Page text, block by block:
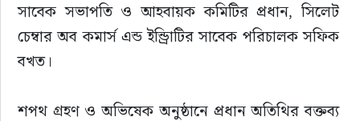
সাবেক সভাপতি ও আহবায়ক কমিটির প্রধান, সিলেট
চেম্বার অব কমার্স এন্ড ইন্ড্রিাটির সাবেক পরিচালক সফিক
বখত।
শপথ গ্রহণ ও অভিষেক অনুষ্ঠানে প্রধান অতিথির বক্তব্য